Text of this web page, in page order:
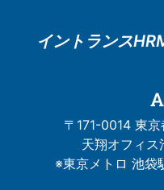
イントランス
〒171-0014 東
天翔オフィス
※東京メトロ 池袋